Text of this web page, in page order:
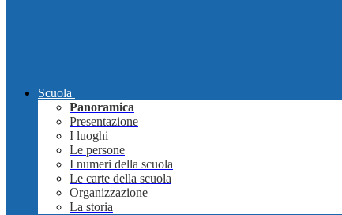
Scuola
Panoramica
Presentazione
I luoghi
Le persone
I numeri della scuola
Le carte della scuola
Organizzazione
La storia